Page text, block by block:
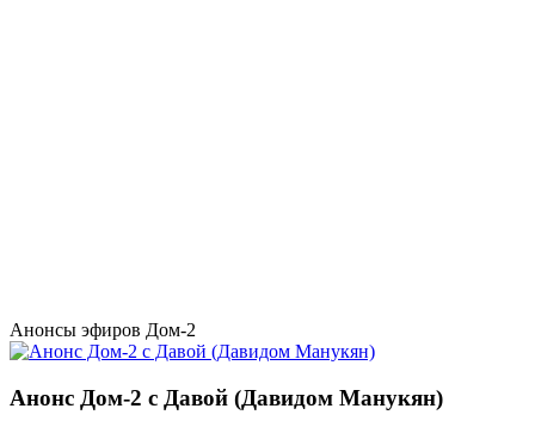
Анонсы эфиров Дом-2
Анонс Дом-2 с Давой (Давидом Манукян)